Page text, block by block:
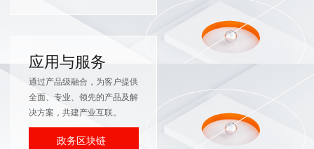
应用与服务
通过产品级融合，为客户提供
全面、专业、领先的产品及解
决方案，共建产业互联。
政务区块链